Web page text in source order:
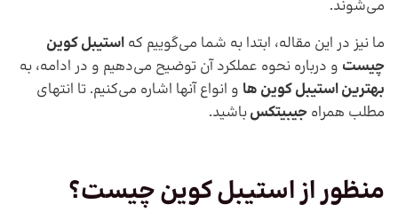
می‌شوند.
ما نیز در این مقاله، ابتدا به شما می‌گوییم که استیبل کوین
چیست و درباره نحوه عملکرد آن توضیح می‌دهیم و در ادامه، به
بهترین استیبل کوین ها و انواع آنها اشاره می‌کنیم. تا انتهای
مطلب همراه جیبیتکسباشید.
منظور از استیبل کوین چیست؟